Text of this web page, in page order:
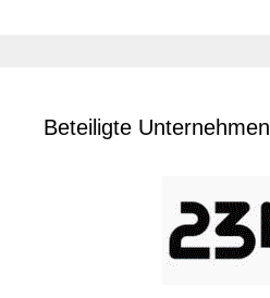
Beteiligte Unternehmen